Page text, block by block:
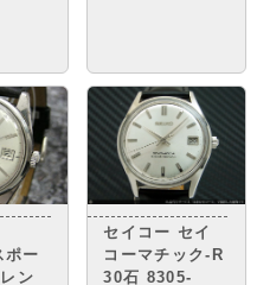
ー
ン
セイコー セイ
コーマチック-R
30石 8305-